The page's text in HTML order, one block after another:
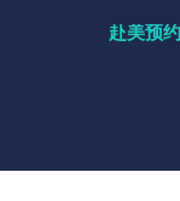
赴美预约